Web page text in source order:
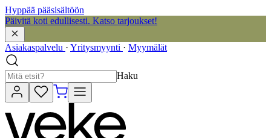
Hyppää pääsisältöön
Päivitä koti edullisesti. Katso tarjoukset!
Asiakaspalvelu · Yritysmyynti · Myymälät
Haku